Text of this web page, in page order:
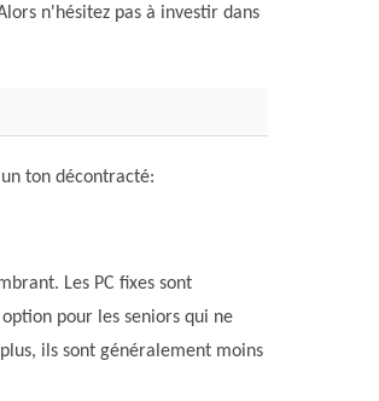
n'hésitez pas à investir dans
ton décontracté:
Les PC fixes sont
pour les seniors qui ne
ils sont généralement moins